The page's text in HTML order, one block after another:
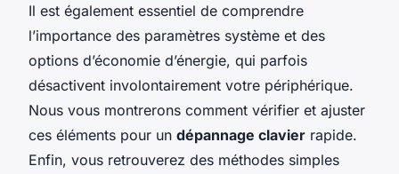
Il est également essentiel de comprendre
l’importance des paramètres système et des
options d’économie d’énergie, qui parfois
désactivent involontairement votre périphérique.
Nous vous montrerons comment vérifier et ajuster
ces éléments pour un dépannage clavier rapide.
Enfin, vous retrouverez des méthodes simples